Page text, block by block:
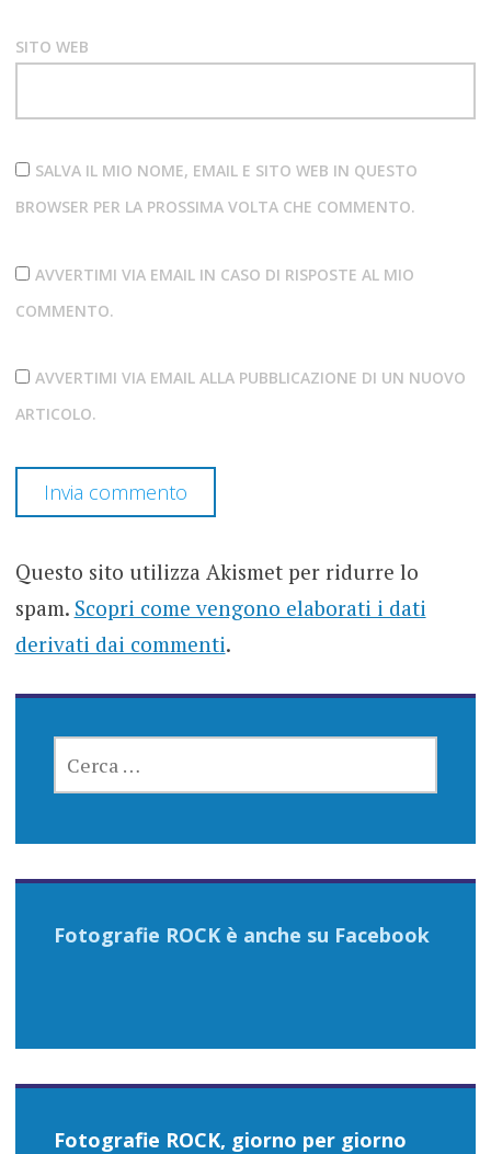
SITO WEB
SALVA IL MIO NOME, EMAIL E SITO WEB IN QUESTO
BROWSER PER LA PROSSIMA VOLTA CHE COMMENTO.
AVVERTIMI VIA EMAIL IN CASO DI RISPOSTE AL MIO
COMMENTO.
AVVERTIMI VIA EMAIL ALLA PUBBLICAZIONE DI UN NUOVO
ARTICOLO.
Questo sito utilizza Akismet per ridurre lo
spam. Scopri come vengono elaborati i dati
derivati dai commenti.
PER:
Fotografie ROCK è anche su Facebook
Fotografie ROCK, giorno per giorno